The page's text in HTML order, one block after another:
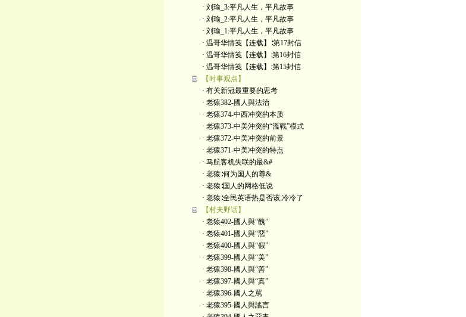
· 刘瑜_3:平凡人生，平凡故事
· 刘瑜_2:平凡人生，平凡故事
· 刘瑜_1:平凡人生，平凡故事
· 温哥华情笺【连载】∶第17封信
· 温哥华情笺【连载】:第16封信
· 温哥华情笺【连载】:第15封信
【时事观点】
· 有关新冠最重要的思考
· 老猿382-國人與法治
· 老猿374-中西冲突的本质
· 老猿373-中美沖突的“溫戰”模式
· 老猿372-中美冲突的前景
· 老猿371-中美冲突的特点
· 马航客机失联的最&#
· 老猿∶何为国人的尊&
· 老猿∶国人的网格低说
· 老猿∶全民英语热是否该;冷冷了
【村夫野话】
· 老猿402-國人與“醜”
· 老猿401-國人與“惡”
· 老猿400-國人與“假”
· 老猿399-國人與“美”
· 老猿398-國人與“善”
· 老猿397-國人與“真”
· 老猿396-國人之罵
· 老猿395-國人與謠言